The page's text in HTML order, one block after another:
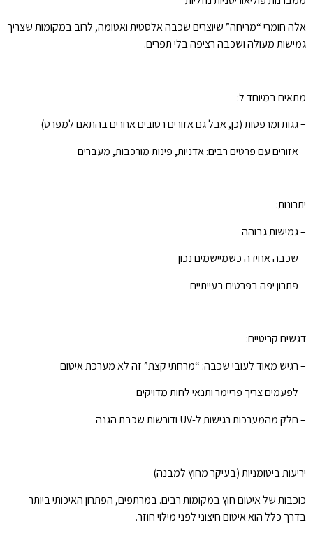
אלה חומרי “מריחה” שיוצרים שכבה אלסטית ואטומה, לרוב במקומות שצריך
גמישות מעולה ושכבה רציפה בלי תפרים.
מתאים במיוחד ל:
– גגות ומרפסות (כן, אבל גם אזורים רטובים אחרים בהתאם למפרט)
– אזורים עם פרטים רבים: אדניות, פינות מורכבות, מעברים
יתרונות:
– גמישות גבוהה
– שכבה אחידה כשמיישמים נכון
– פתרון יפה בפרטים בעייתיים
דגשים קריטיים:
– רגיש מאוד לעובי שכבה: “מרחתי קצת” זה לא מערכת איטום
– לפעמים צריך פריימר ותנאי לחות מדויקים
– חלק מהמערכות רגישות ל-UV ודורשות שכבת הגנה
יריעות ביטומניות (בעיקר מחוץ למבנה)
כוכבות של איטום חוץ במקומות רבים. במרתפים, הפתרון האיכותי ביותר
בדרך כלל הוא איטום חיצוני לפני מילוי חוזר.